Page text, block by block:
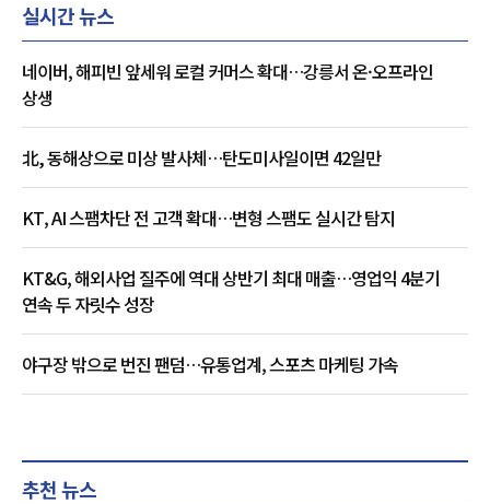
실시간 뉴스
네이버, 해피빈 앞세워 로컬 커머스 확대…강릉서 온·오프라인
상생
北, 동해상으로 미상 발사체…탄도미사일이면 42일만
KT, AI 스팸차단 전 고객 확대…변형 스팸도 실시간 탐지
KT&G, 해외사업 질주에 역대 상반기 최대 매출…영업익 4분기
연속 두 자릿수 성장
야구장 밖으로 번진 팬덤…유통업계, 스포츠 마케팅 가속
추천 뉴스